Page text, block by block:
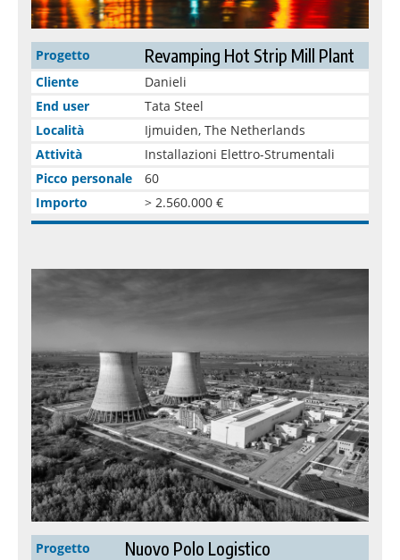
Progetto Revamping Hot Strip Mill Plant
Cliente
Danieli
End user
Tata Steel
Località
Ijmuiden, The Netherlands
Attività
Installazioni Elettro-Strumentali
Picco personale
60
Importo
> 2.560.000 €
Progetto Nuovo Polo Logistico